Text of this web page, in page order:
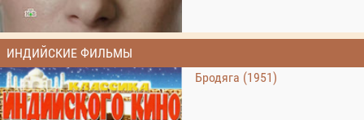
ИНДИЙСКИЕ ФИЛЬМЫ
Бродяга (1951)